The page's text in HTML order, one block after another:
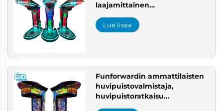
laajamittainen
hyväksytty kourukone USA:lle
Lue lisää
Funforwardin ammattilaisten
huvipuistovalmistaja,
huvipuistoratkaisu